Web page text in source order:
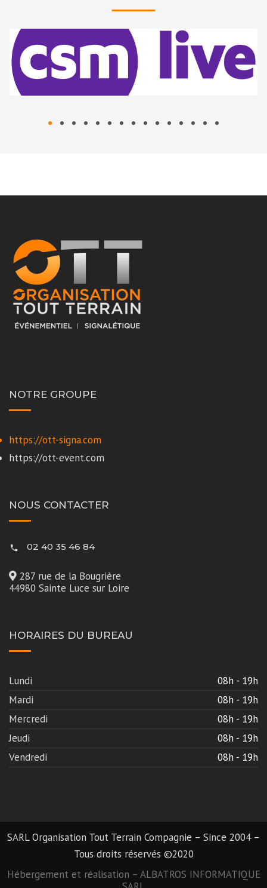
NOTRE GROUPE
https://ott-signa.com
https://ott-event.com
NOUS CONTACTER
02 40 35 46 84
287 rue de la Bougrière
44980 Sainte Luce sur Loire
HORAIRES DU BUREAU
Lundi
08h - 19h
Mardi
08h - 19h
Mercredi
08h - 19h
Jeudi
08h - 19h
Vendredi
08h - 19h
SARL Organisation Tout Terrain Compagnie – Since 2004 –
Tous droits réservés ©2020
Hébergement et réalisation – ALBATROS INFORMATIQUE